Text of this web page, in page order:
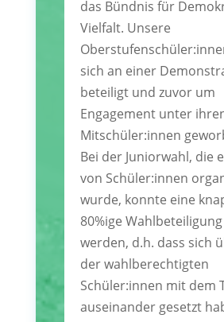
das Bündnis für
Vielfalt. Unsere
sich an einer
beteiligt und zuvor um
Engagement unter
Mitschüler:innen
Bei der Juniorwahl, die
von Schüler:innen
wurde, konnte eine
80%ige
werden, d.h. dass sich
der wahlberechtigten
Schüler:innen mit dem
auseinander gesetzt